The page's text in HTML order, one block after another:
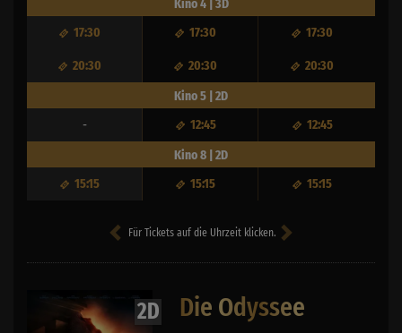
17:30 17:30 17:30
20:30 20:30 20:30
- 12:45 12:45
15:15 15:15 15:15
Kino 5 | 2D
Kino 8 | 2D
Für Tickets auf die Uhrzeit klicken.
2D Die Odyssee